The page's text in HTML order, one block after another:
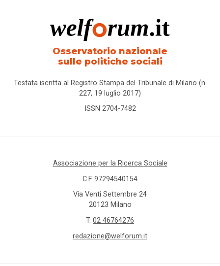
Osservatorio nazionale
sulle politiche sociali
Testata iscritta al Registro Stampa del Tribunale di Milano (n.
227, 19 luglio 2017)
ISSN 2704-7482
Associazione per la Ricerca Sociale
C.F. 97294540154
Via Venti Settembre 24
20123 Milano
T. 02 46764276
redazione@welforum.it